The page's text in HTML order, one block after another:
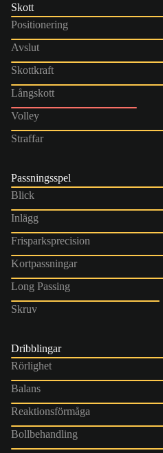
Skott
Positionering
Avslut
Skottkraft
Långskott
Volley
Straffar
Passningsspel
Blick
Inlägg
Frisparksprecision
Kortpassningar
Long Passing
Skruv
Dribblingar
Rörlighet
Balans
Reaktionsförmåga
Bollbehandling